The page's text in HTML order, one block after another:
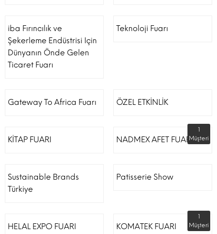
iba Fırıncılık ve
Şekerleme Endüstrisi Için
Dünyanın Önde Gelen
Ticaret Fuarı
Teknoloji Fuarı
Gateway To Africa Fuarı ÖZEL ETKİNLİK
KİTAP FUARI NADMEX AFET FUARI
1
Müşteri
Sustainable Brands
Türkiye
Patisserie Show
HELAL EXPO FUARI KOMATEK FUARI
1
Müşteri